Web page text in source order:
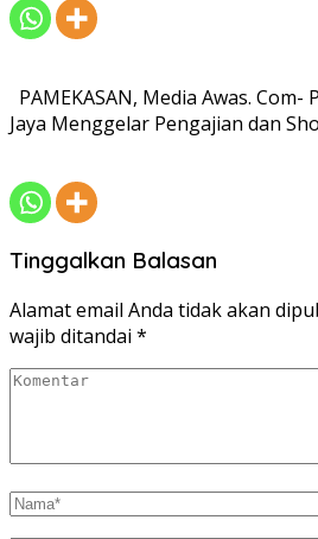
PAMEKASAN, Media Awas.
Jaya Menggelar Pengajian dan
Tinggalkan Balasan
Alamat email Anda tidak akan
wajib ditandai *